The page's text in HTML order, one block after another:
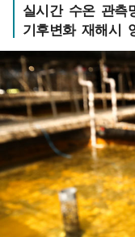
실시간 수온 관
기후변화 재해시